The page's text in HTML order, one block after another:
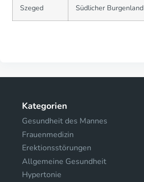
Szeged Südlicher Burgenland
Kategorien
Gesundheit des Mannes
Frauenmedizin
Erektionsstörungen
Allgemeine Gesundheit
Hypertonie